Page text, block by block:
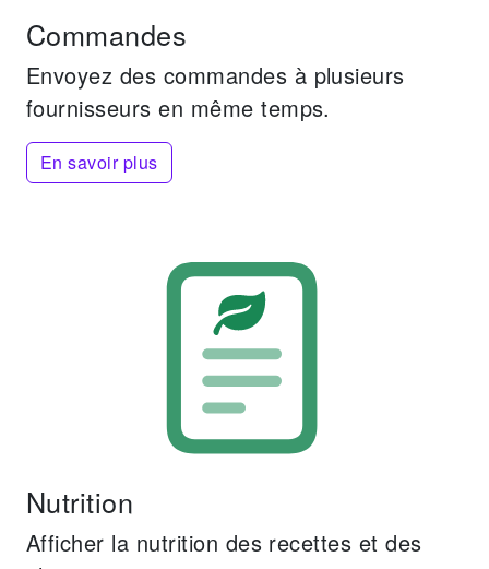
Commandes
Envoyez des commandes à plusieurs
fournisseurs en même temps.
En savoir plus
Nutrition
Afficher la nutrition des recettes et des